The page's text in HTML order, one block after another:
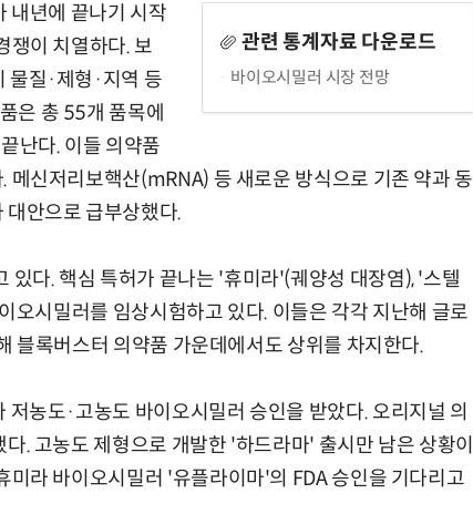
관련 통계자료 다운로드
바이오시밀러 시장 전망
내년에 끝나기 시작
쟁이 치열하다. 보
물질·제형·지역 등
은 총 55개 품목에
난다. 이들 의약품
신저리보핵산(mRNA) 등 새로운 방식으로 기존 약과 동
안으로 급부상했다.
다. 핵심 특허가 끝나는 '휴미라'(궤양성 대장염), '스텔
시밀러를 임상시험하고 있다. 이들은 각각 지난해 글로
록버스터 의약품 가운데에서도 상위를 차지한다.
농도·고농도 바이오시밀러 승인을 받았다. 오리지널 의
. 고농도 제형으로 개발한 '하드라마' 출시만 남은 상황이
라 바이오시밀러 '유플라이마'의 FDA 승인을 기다리고